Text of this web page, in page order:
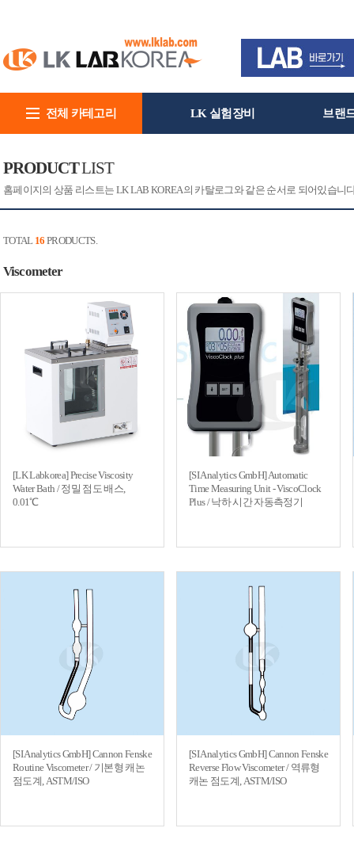
전체 카테고리 LK 실험장비 브랜
PRODUCTLIST
홈페이지의 상품 리스트는 LK LAB KOREA의 카탈로그와 같은 순서로 되어있습
TOTAL 16 PRODUCTS.
Viscometer
[LK Labkorea] Precise Viscosity
Water Bath / 정밀 점도 배스,
0.01℃
[SI Analytics GmbH] Automatic
Time Measuring Unit - ViscoClock
Plus / 낙하 시간 자동측정기
[SI Analytics GmbH] Cannon Fenske
Routine Viscometer / 기본형 캐논
점도계, ASTM/ISO
[SI Analytics GmbH] Cannon Fenske
Reverse Flow Viscometer / 역류형
캐논 점도계, ASTM/ISO